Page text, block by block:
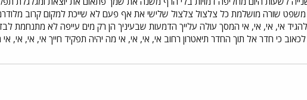
משפט שורה מושלמת כל צלצול צלצול שלישי את אף פעם לא שייכת למקום קרוב
אי, אי, אי, אי המסך עולה עלייך הדמעות שבעיניך הן רק מים עייפה לא
כי חדר אל תוך החדר תיאטרון רחוב אי, אי, אי, אי מה יהיה תפקיד חייך אי, אי, אי,